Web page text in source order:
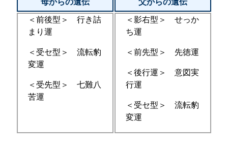
母からの遺伝 父からの遺伝
＜前後型＞ 行き詰
まり運
＜受セ型＞ 流転豹
変運
＜受先型＞ 七難八
苦運
＜影右型＞ せっか
ち運
＜前先型＞ 先徳運
＜後行運＞ 意図実
行運
＜受セ型＞ 流転豹
変運